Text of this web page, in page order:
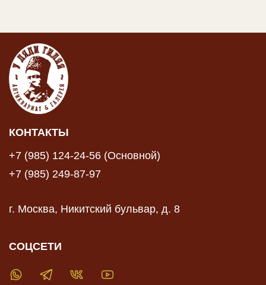
КОНТАКТЫ
+7 (985) 124-24-56 (Основной)
+7 (985) 249-87-97
г. Москва, Никитский бульвар, д. 8
СОЦСЕТИ